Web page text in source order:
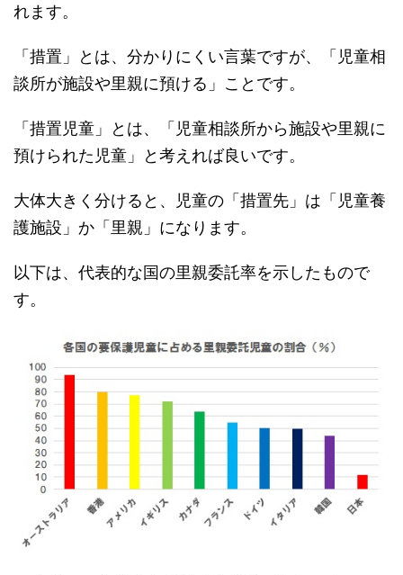
れます。
「措置」とは、分かりにくい言葉ですが、「児童相
談所が施設や里親に預ける」ことです。
「措置児童」とは、「児童相談所から施設や里親に
預けられた児童」と考えれば良いです。
大体大きく分けると、児童の「措置先」は「児童養
護施設」か「里親」になります。
以下は、代表的な国の里親委託率を示したもので
す。